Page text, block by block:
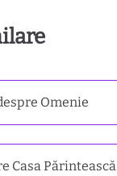
Omenie
Casa Părintească